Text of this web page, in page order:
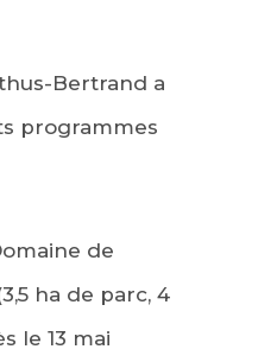
Bertrand a
programmes
de
ha de parc, 4
le 13 mai